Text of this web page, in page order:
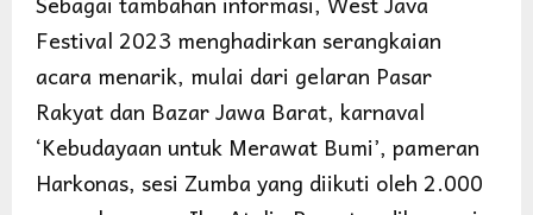
Festival 2023 menghadirkan serangkaian
acara menarik, mulai dari gelaran Pasar
Rakyat dan Bazar Jawa Barat, karnaval
‘Kebudayaan untuk Merawat Bumi’, pameran
Harkonas, sesi Zumba yang diikuti oleh 2.000